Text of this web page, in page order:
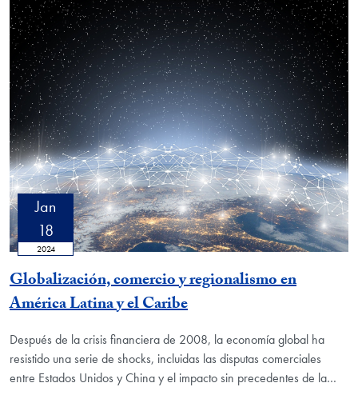
Jan
18
2024
Globalización, comercio y regionalismo en
América Latina y el Caribe
Después de la crisis financiera de 2008, la economía global ha
resistido una serie de shocks, incluidas las disputas comerciales
entre Estados Unidos y China y el impacto sin precedentes de la…